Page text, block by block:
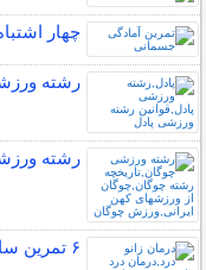
چهار
رشته
رشته
۶ تمرین ساده برای درمان درد زانو